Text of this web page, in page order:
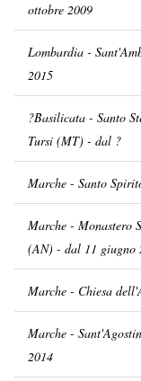
ottobre 2009
Lombardia -
2015
?Basilicata - Santo
Tursi (MT) - dal ?
Marche - Santo
Marche - Monastero
(AN) - dal 11 giugno
Marche - Chiesa
Marche -
2014